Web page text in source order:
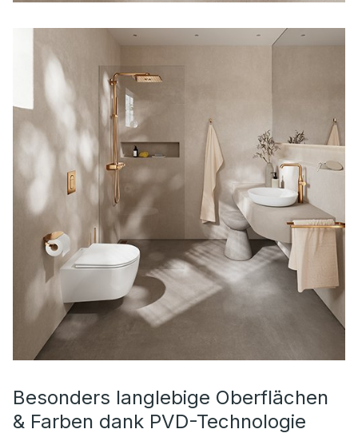
Besonders langlebige Oberflächen
& Farben dank PVD-Technologie